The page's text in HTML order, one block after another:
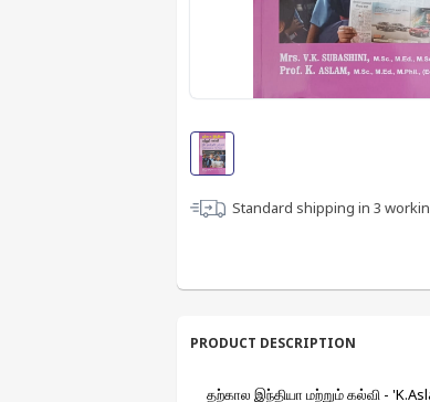
Standard shipping in 3
PRODUCT DESCRIPTION
தற்கால இந்தியா மற்றும் கல்வி -